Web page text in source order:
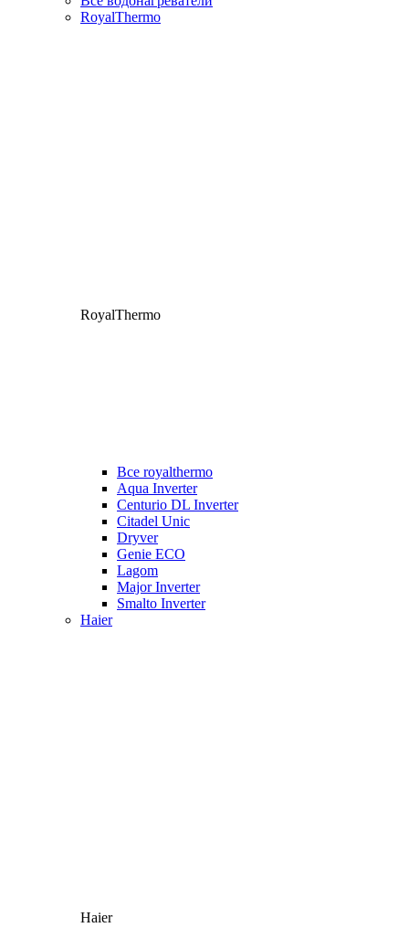
RoyalThermo
RoyalThermo
Все royalthermo
Aqua Inverter
Centurio DL Inverter
Citadel Unic
Dryver
Genie ECO
Lagom
Major Inverter
Smalto Inverter
Haier
Haier